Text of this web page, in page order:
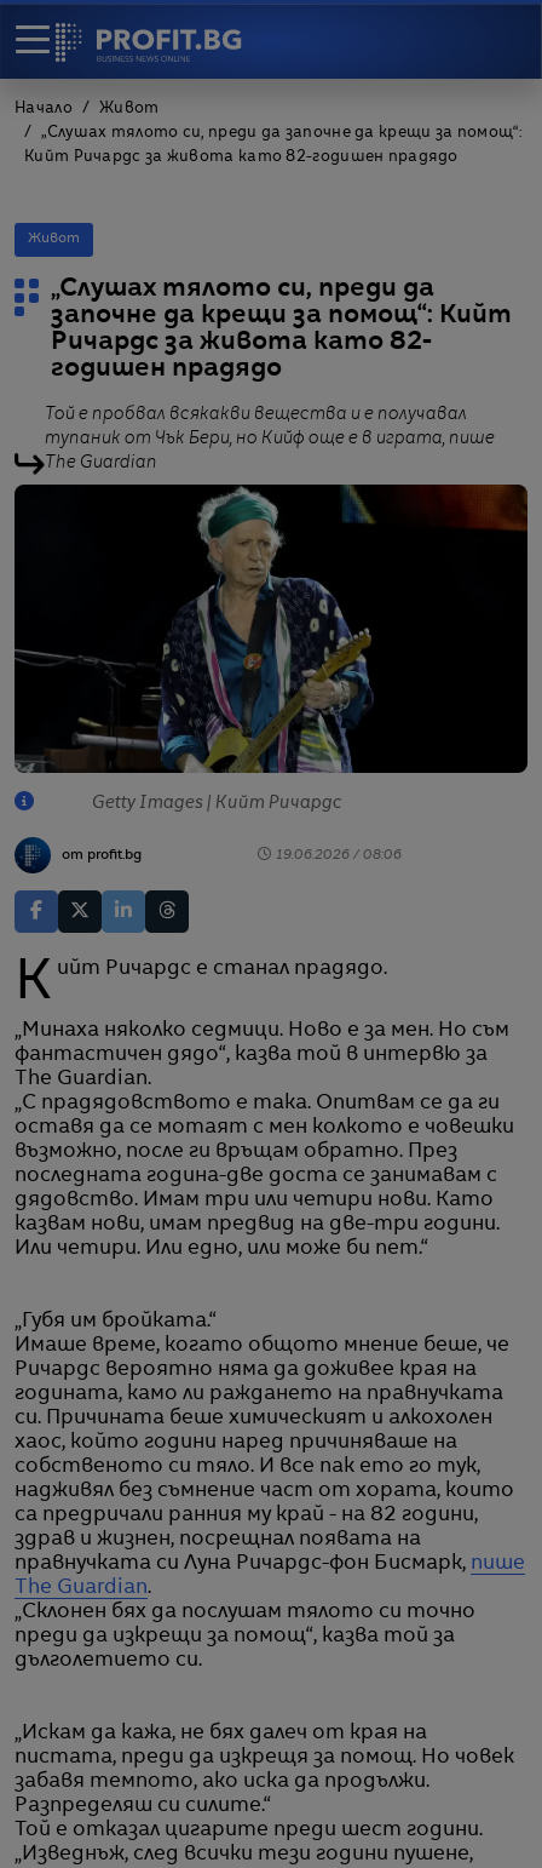
Начало
Живот
„Слушах тялото си, преди да започне да крещи за помощ“:
Кийт Ричардс за живота като 82-годишен прадядо
Живот
„Слушах тялото си, преди да
започне да крещи за помощ“: Кийт
Ричардс за живота като 82-
годишен прадядо
Той е пробвал всякакви вещества и е получавал
тупаник от Чък Бери, но Кийф още е в играта, пише
The Guardian
Getty Images | Кийт Ричардс
от profit.bg 19.06.2026 / 08:06
Кийт Ричардс е станал прадядо.
„Минаха няколко седмици. Ново е за мен. Но съм
фантастичен дядо“, казва той в интервю за
The Guardian.
„С прадядовството е така. Опитвам се да ги
оставя да се мотаят с мен колкото е човешки
възможно, после ги връщам обратно. През
последната година-две доста се занимавам с
дядовство. Имам три или четири нови. Като
казвам нови, имам предвид на две-три години.
Или четири. Или едно, или може би пет.“
„Губя им бройката.“
Имаше време, когато общото мнение беше, че
Ричардс вероятно няма да доживее края на
годината, камо ли раждането на правнучката
си. Причината беше химическият и алкохолен
хаос, който години наред причиняваше на
собственото си тяло. И все пак ето го тук,
надживял без съмнение част от хората, които
са предричали ранния му край - на 82 години,
здрав и жизнен, посрещнал появата на
правнучката си Луна Ричардс-фон Бисмарк, пише
The Guardian.
„Склонен бях да послушам тялото си точно
преди да изкрещи за помощ“, казва той за
дълголетието си.
„Искам да кажа, не бях далеч от края на
пистата, преди да изкрещя за помощ. Но човек
забавя темпото, ако иска да продължи.
Разпределяш си силите.“
Той е отказал цигарите преди шест години.
„Изведнъж, след всички тези години пушене,